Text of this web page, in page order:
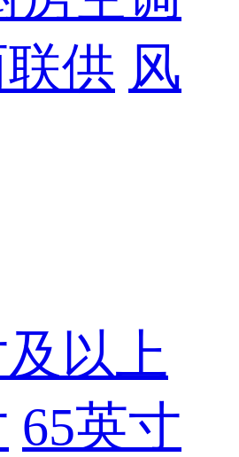
供 风
以上
65英寸